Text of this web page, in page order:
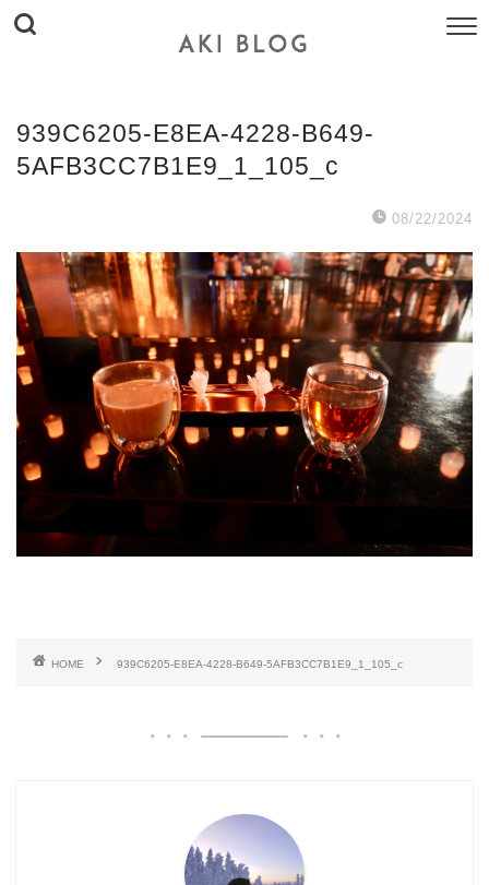
939C6205-E8EA-4228-B649-
5AFB3CC7B1E9_1_105_c
08/22/2024
HOME 939C6205-E8EA-4228-B649-5AFB3CC7B1E9_1_105_c